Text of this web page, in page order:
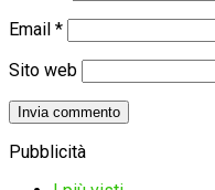
Email *
Sito web
Pubblicità